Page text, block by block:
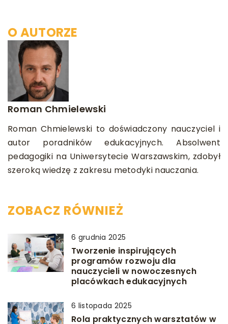
O AUTORZE
Roman Chmielewski
Roman Chmielewski to doświadczony nauczyciel i
autor poradników edukacyjnych. Absolwent
pedagogiki na Uniwersytecie Warszawskim, zdobył
szeroką wiedzę z zakresu metodyki nauczania.
ZOBACZ RÓWNIEŻ
6 grudnia 2025
Tworzenie inspirujących
programów rozwoju dla
nauczycieli w nowoczesnych
placówkach edukacyjnych
6 listopada 2025
Rola praktycznych warsztatów w